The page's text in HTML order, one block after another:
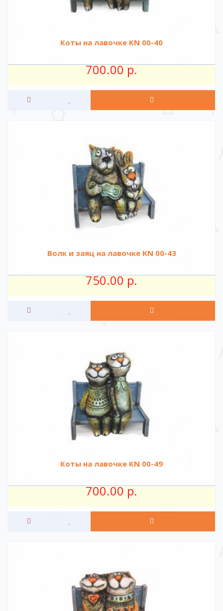
Коты на лавочке KN 00-40
700.00 р.
Волк и заяц на лавочке KN 00-43
750.00 р.
Коты на лавочке KN 00-49
700.00 р.